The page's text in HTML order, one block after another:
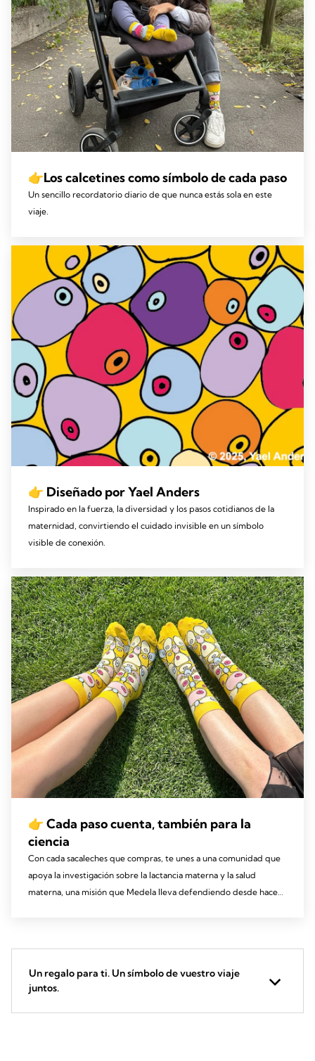
👉Los calcetines como símbolo de cada paso
Un sencillo recordatorio diario de que nunca estás sola en este
viaje.
👉 Diseñado por Yael Anders
Inspirado en la fuerza, la diversidad y los pasos cotidianos de la
maternidad, convirtiendo el cuidado invisible en un símbolo
visible de conexión.
👉 Cada paso cuenta, también para la
ciencia
Con cada sacaleches que compras, te unes a una comunidad que
apoya la investigación sobre la lactancia materna y la salud
materna, una misión que Medela lleva defendiendo desde hace
Un regalo para ti. Un símbolo de vuestro viaje
juntos.